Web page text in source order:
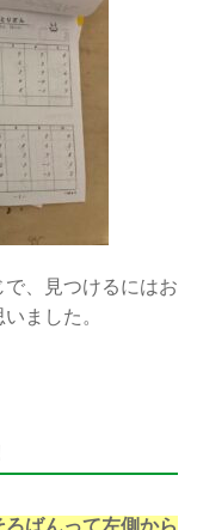
、見つけるにはお
ました。